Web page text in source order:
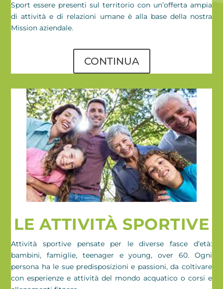
Sport essere presenti sul territorio con un’offerta ampia
di attività e di relazioni umane è alla base della nostra
Mission aziendale.
CONTINUA
LE ATTIVITÀ SPORTIVE
Attività sportive pensate per le diverse fasce d’età:
bambini, famiglie, teenager e young, over 60. Ogni
persona ha le sue predisposizioni e passioni, da coltivare
con esperienze e attività del mondo acquatico o corsi e